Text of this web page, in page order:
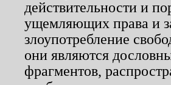
действительности и
ущемляющих права и
злоупотребление
они являются
фрагментов,